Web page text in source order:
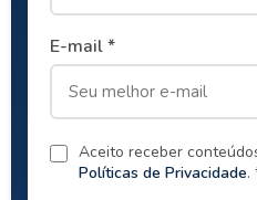
E-mail *
Aceito receber
Políticas de Privacidade.